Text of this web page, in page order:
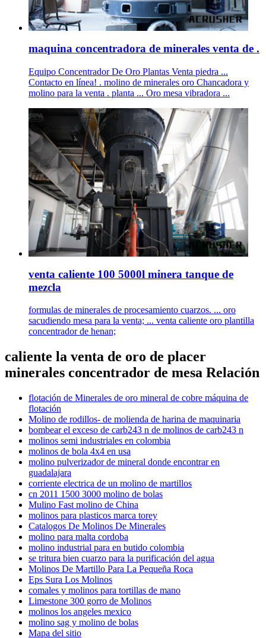
maquina concentradora de minerales venta de .
Equipo Concentrador De Oro Plantas Venta piedra ...
Contacto en línea! . molino de minerales oro Chancadora y
molino para la venta . planta ... Oro mesa vibradora ...
venta caliente 100 5000l minera tanque de
mezcla
formulas de minerales de procesamiento cuarzos. ... oro
sacudiendo mesa para la venta; ... venta caliente oro plantilla
concentrador de henan;
caliente la venta de oro de placer
minerales concentrador de mesa Relación
flotación de Minerales de oro mineral de cobre máquina de
flotación
Molino de rodillos- de molienda de harina de maquinaria
bombear el exceso de carb243 n de molinos de carb243 n
molinos semi industriales en colombia
molinos de bola 4x4 en usa
molino pulverizador de mineral donde encontrar en
guadalajara
corriente electrica de un molino de martillos
cn 2011 1500 3000 molino de bolas
Mulino Fast molino de China
molinos para plasticos marca torey
Catalogos De Molinos De Minerales
molino para malta cordoba
molino industrial para en butido colombia
se tritura bien cuarzo para la purificación del agua
Molinos De Martillo Para La Pequeña Roca
Eps Sura Los Molinos
comales y molinos para tortillas de mano
Limestone 300 gorro de Molinos
molinos los angeles mexico
molino sag y molino de bolas
Mapa del sitio